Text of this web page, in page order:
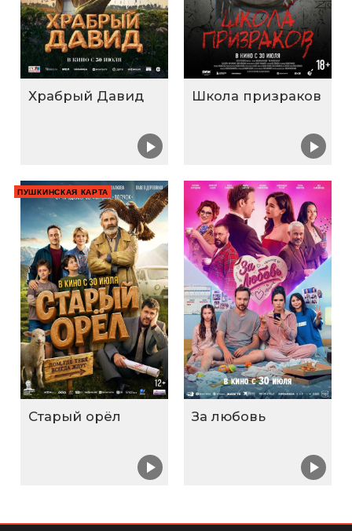
Храбрый Давид Школа призраков
ПУШКИНСКАЯ КАРТА
Старый орёл За любовь